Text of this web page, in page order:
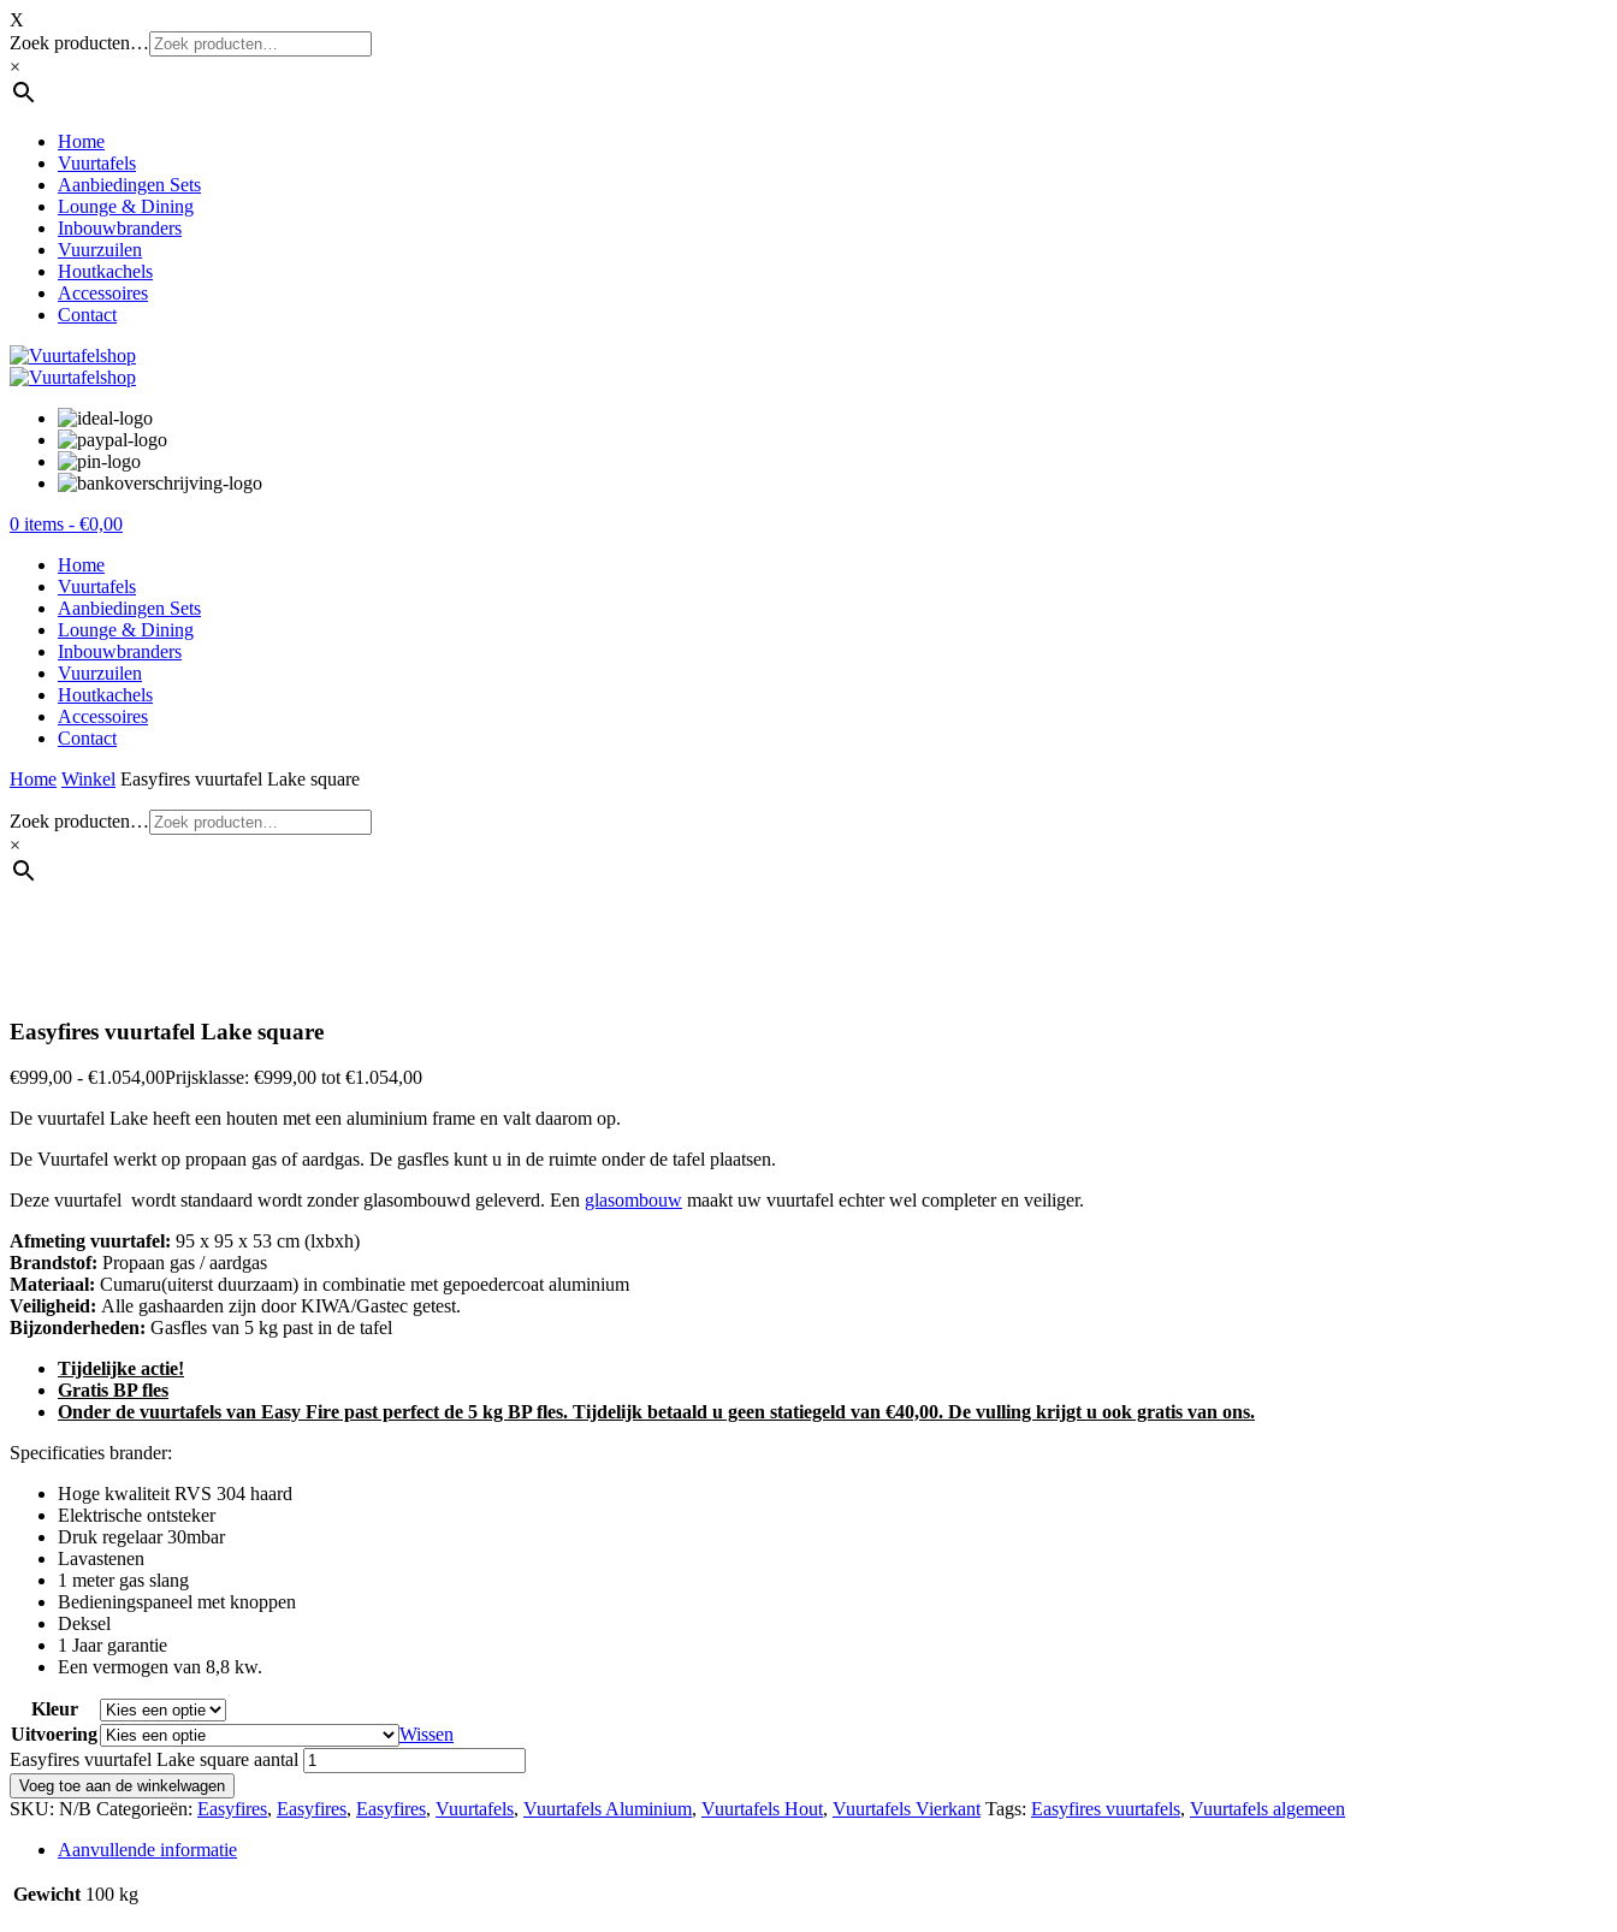
X
Zoek producten…
×
Home
Vuurtafels
Aanbiedingen Sets
Lounge & Dining
Inbouwbranders
Vuurzuilen
Houtkachels
Accessoires
Contact
0 items - €0,00
Home
Vuurtafels
Aanbiedingen Sets
Lounge & Dining
Inbouwbranders
Vuurzuilen
Houtkachels
Accessoires
Contact
Home Winkel Easyfires vuurtafel Lake square
Zoek producten…
×
Easyfires vuurtafel Lake square
€999,00 - €1.054,00Prijsklasse: €999,00 tot €1.054,00
De vuurtafel Lake heeft een houten met een aluminium frame en valt daarom op.
De Vuurtafel werkt op propaan gas of aardgas. De gasfles kunt u in de ruimte onder de tafel plaatsen.
Deze vuurtafel wordt standaard wordt zonder glasombouwd geleverd. Een glasombouw maakt uw vuurtafel echter wel completer en veiliger.
Afmeting vuurtafel: 95 x 95 x 53 cm (lxbxh)
Brandstof: Propaan gas / aardgas
Materiaal: Cumaru(uiterst duurzaam) in combinatie met gepoedercoat aluminium
Veiligheid: Alle gashaarden zijn door KIWA/Gastec getest.
Bijzonderheden: Gasfles van 5 kg past in de tafel
Tijdelijke actie!
Gratis BP fles
Onder de vuurtafels van Easy Fire past perfect de 5 kg BP fles. Tijdelijk betaald u geen statiegeld van €40,00. De vulling krijgt u ook gratis van ons.
Specificaties brander:
Hoge kwaliteit RVS 304 haard
Elektrische ontsteker
Druk regelaar 30mbar
Lavastenen
1 meter gas slang
Bedieningspaneel met knoppen
Deksel
1 Jaar garantie
Een vermogen van 8,8 kw.
Kleur
Uitvoering
Wissen
Easyfires vuurtafel Lake square aantal
Voeg toe aan de winkelwagen
SKU: N/B Categorieën: Easyfires, Easyfires, Easyfires, Vuurtafels, Vuurtafels Aluminium, Vuurtafels Hout, Vuurtafels Vierkant Tags: Easyfires vuurtafels, Vuurtafels algemeen
Aanvullende informatie
Gewicht 100 kg